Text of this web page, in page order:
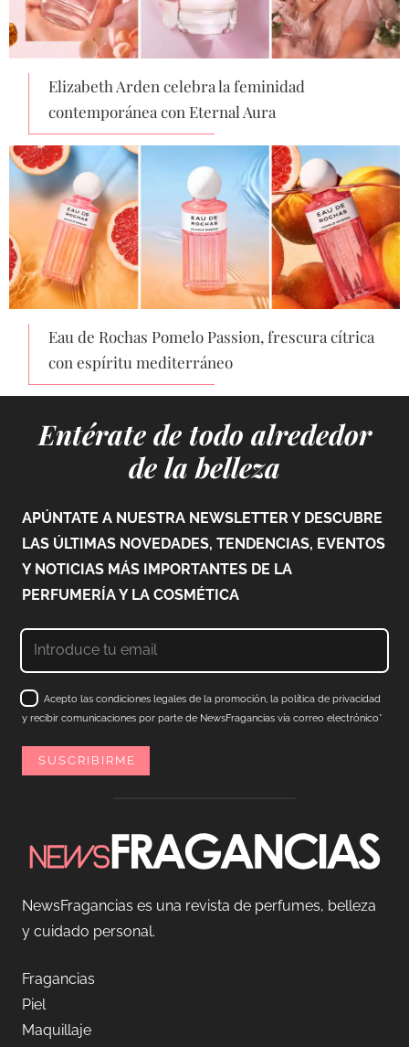
Elizabeth Arden celebra la feminidad
contemporánea con Eternal Aura
Eau de Rochas Pomelo Passion, frescura cítrica
con espíritu mediterráneo
Entérate de todo alrededor
de la belleza
APÚNTATE A NUESTRA NEWSLETTER Y DESCUBRE
LAS ÚLTIMAS NOVEDADES, TENDENCIAS, EVENTOS
Y NOTICIAS MÁS IMPORTANTES DE LA
PERFUMERÍA Y LA COSMÉTICA
Acepto las condiciones legales de la promoción, la política de privacidad
y recibir comunicaciones por parte de NewsFragancias vía correo electrónico*
NewsFragancias es una revista de perfumes, belleza
y cuidado personal.
Fragancias
Piel
Maquillaje